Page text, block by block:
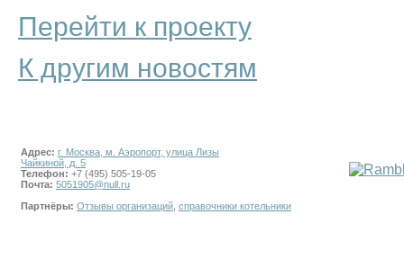
Перейти к проекту
К другим новостям
Адрес: г. Москва, м. Аэропорт, улица Лизы
Чайкиной, д. 5
Телефон: +7 (495) 505-19-05
Почта: 5051905@null.ru
Партнёры: Отзывы организаций справочники котельники